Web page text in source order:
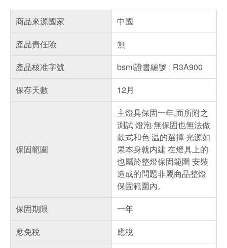
商品來源國家
中國
產品責任險
無
產品核准字號
bsmi證書編號 : R3A900
保存天數
12月
保固範圍
主燈具保固一年,而所附之
測試 燈泡·無保固也無法做
款式和色 温的選擇·光源如
果本身就内建 在燈具上的
也屬於整燈保固範圍 安裝
造成的問題非屬商品整燈
保固範圍內。
保固期限
一年
應免稅
應稅